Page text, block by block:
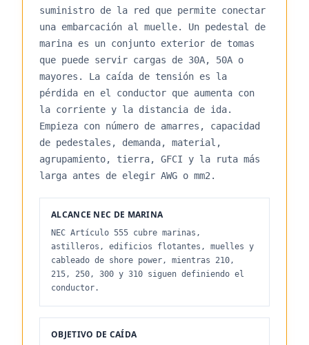
suministro de la red que permite conectar
una embarcación al muelle. Un pedestal de
marina es un conjunto exterior de tomas
que puede servir cargas de 30A, 50A o
mayores. La caída de tensión es la
pérdida en el conductor que aumenta con
la corriente y la distancia de ida.
Empieza con número de amarres, capacidad
de pedestales, demanda, material,
agrupamiento, tierra, GFCI y la ruta más
larga antes de elegir AWG o mm2.
ALCANCE NEC DE MARINA
NEC Artículo 555 cubre marinas,
astilleros, edificios flotantes, muelles y
cableado de shore power, mientras 210,
215, 250, 300 y 310 siguen definiendo el
conductor.
OBJETIVO DE CAÍDA